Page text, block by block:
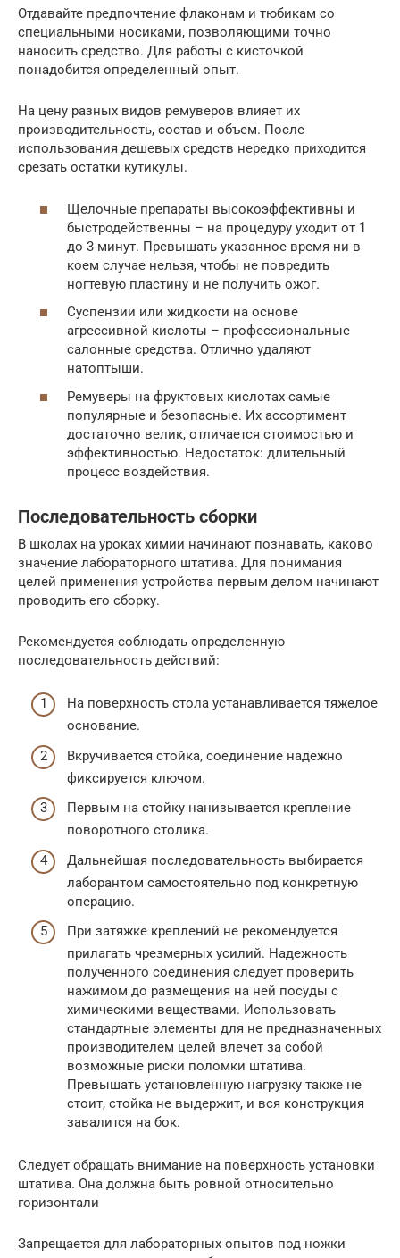
Отдавайте предпочтение флаконам и тюбикам со
специальными носиками, позволяющими точно
наносить средство. Для работы с кисточкой
понадобится определенный опыт.
На цену разных видов ремуверов влияет их
производительность, состав и объем. После
использования дешевых средств нередко приходится
срезать остатки кутикулы.
Щелочные препараты высокоэффективны и
быстродейственны – на процедуру уходит от 1
до 3 минут. Превышать указанное время ни в
коем случае нельзя, чтобы не повредить
ногтевую пластину и не получить ожог.
Суспензии или жидкости на основе
агрессивной кислоты – профессиональные
салонные средства. Отлично удаляют
натоптыши.
Ремуверы на фруктовых кислотах самые
популярные и безопасные. Их ассортимент
достаточно велик, отличается стоимостью и
эффективностью. Недостаток: длительный
процесс воздействия.
Последовательность сборки
В школах на уроках химии начинают познавать, каково
значение лабораторного штатива. Для понимания
целей применения устройства первым делом начинают
проводить его сборку.
Рекомендуется соблюдать определенную
последовательность действий:
На поверхность стола устанавливается тяжелое
основание.
Вкручивается стойка, соединение надежно
фиксируется ключом.
Первым на стойку нанизывается крепление
поворотного столика.
Дальнейшая последовательность выбирается
лаборантом самостоятельно под конкретную
операцию.
При затяжке креплений не рекомендуется
прилагать чрезмерных усилий. Надежность
полученного соединения следует проверить
нажимом до размещения на ней посуды с
химическими веществами. Использовать
стандартные элементы для не предназначенных
производителем целей влечет за собой
возможные риски поломки штатива.
Превышать установленную нагрузку также не
стоит, стойка не выдержит, и вся конструкция
завалится на бок.
Следует обращать внимание на поверхность установки
штатива. Она должна быть ровной относительно
горизонтали
Запрещается для лабораторных опытов под ножки